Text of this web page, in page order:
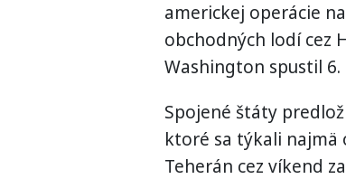
americkej operácie
obchodných lodí cez
Washington spustil
Spojené štáty
ktoré sa týkali najmä
Teherán cez víkend